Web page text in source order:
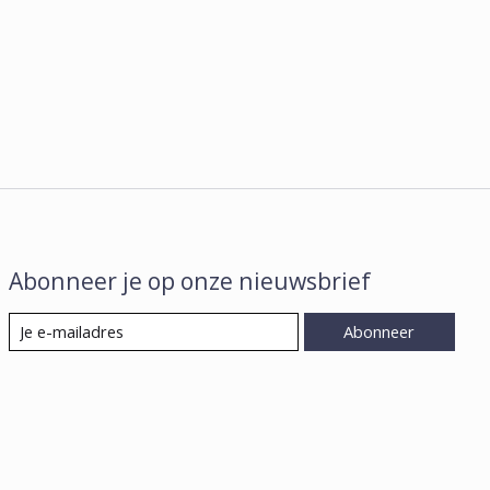
Abonneer je op onze nieuwsbrief
Abonneer